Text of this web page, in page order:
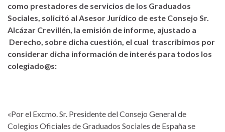
como prestadores de servicios de los Graduados
Sociales, solicitó al Asesor Jurídico de este Consejo Sr.
Alcázar Crevillén, la emisión de informe, ajustado a
Derecho, sobre dicha cuestión, el cual trascribimos por
considerar dicha información de interés para todos los
colegiado@s:
«Por el Excmo. Sr. Presidente del Consejo General de
Colegios Oficiales de Graduados Sociales de España se